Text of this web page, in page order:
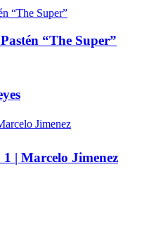
“The Super”
| Marcelo Jimenez